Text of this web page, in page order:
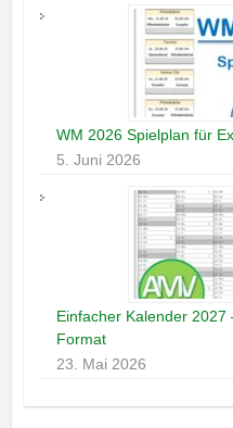
WM 2026 Spielplan für
5. Juni 2026
Einfacher Kalender 2027
Format
23. Mai 2026